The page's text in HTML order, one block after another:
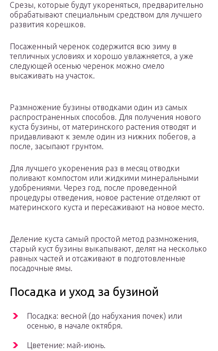
Срезы, которые будут укореняться, предварительно
обрабатывают специальным средством для лучшего
развития корешков.
Посаженный черенок содержится всю зиму в
тепличных условиях и хорошо увлажняется, а уже
следующей осенью черенок можно смело
высаживать на участок.
Размножение бузины отводками один из самых
распространенных способов. Для получения нового
куста бузины, от материнского растения отводят и
придавливают к земле один из нижних побегов, а
после, засыпают грунтом.
Для лучшего укоренения раз в месяц отводки
поливают компостом или жидкими минеральными
удобрениями. Через год, после проведенной
процедуры отведения, новое растение отделяют от
материнского куста и пересаживают на новое место.
Деление куста самый простой метод размножения,
старый куст бузины выкапывают, делят на несколько
равных частей и отсаживают в подготовленные
посадочные ямы.
Посадка и уход за бузиной
Посадка: весной (до набухания почек) или
осенью, в начале октября.
Цветение: май-июнь.